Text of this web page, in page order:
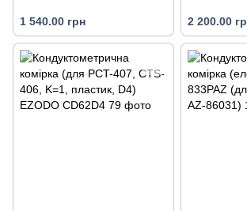
1 540.00 грн 2 200.00